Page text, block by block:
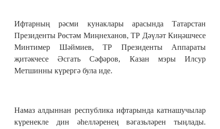
Ифтарның рәсми кунаклары арасында Татарстан
Президенты Рөстәм Миңнеханов, ТР Дәүләт Киңәшчесе
Минтимер Шәймиев, ТР Президенты Аппараты
җитәкчесе Әсгать Сәфәров, Казан мэры Илсур
Метшинны күрергә була иде.
Намаз алдыннан республика ифтарында катнашучылар
күренекле дин әһелләренең вәгазьләрен тыңлады.